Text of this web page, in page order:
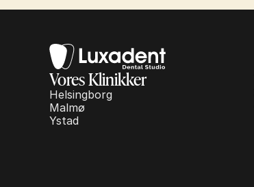
Vores Klinikker
Helsingborg
Malmø
Ystad